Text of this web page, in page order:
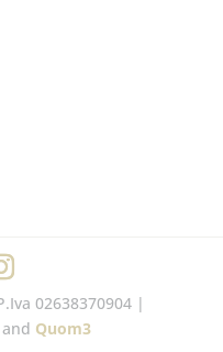
02638370904 |
Quom3